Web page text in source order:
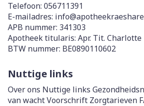
Telefoon: 056711391
E-mailadres: info@
APB nummer: 341303
Apotheek titularis: Apr. Tit. Charlotte
BTW nummer: BE0890110602
Nuttige links
Over ons Nuttige links
van wachtVoorschrift Zorgtarieven